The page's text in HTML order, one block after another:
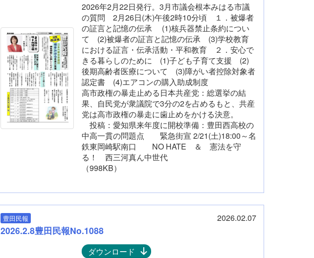
2026年2月22日発行。3月市議会根本みはる市議
の質問 2月26日(木)午後2時10分頃 １．被爆者
の証言と記憶の伝承 (1)核兵器禁止条約につい
て (2)被爆者の証言と記憶の伝承 (3)学校教育
における証言・伝承活動・平和教育 ２．安心で
きる暮らしのために (1)子ども子育て支援 (2)
後期高齢者医療について (3)障がい者控除対象者
認定書 (4)エアコンの購入助成制度
高市政権の暴走止める日本共産党：総選挙の結
果、自民党が衆議院で3分の2を占めるもと、共産
党は高市政権の暴走に歯止めをかける決意。
投稿：愛知県来年度に開校準備：豊田西高校の
中高一貫の問題点 緊急街宣 2/21(土)18:00～名
鉄東岡崎駅南口 NO HATE ＆ 憲法を守
る！ 西三河真ん中世代
（998KB）
豊田民報 2026.02.07
2026.2.8豊田民報No.1088
ダウンロード